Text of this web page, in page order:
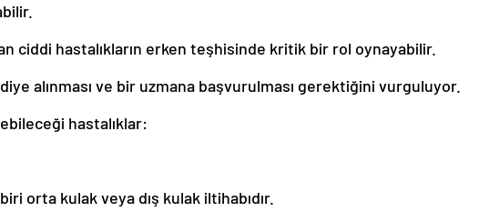
ciddi hastalıkların erken teşhisinde kritik bir rol oynayabilir.
alınması ve bir uzmana başvurulması gerektiğini vurguluyor.
hastalıklar:
orta kulak veya dış kulak iltihabıdır.